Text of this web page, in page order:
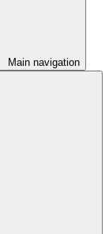
Main navigation